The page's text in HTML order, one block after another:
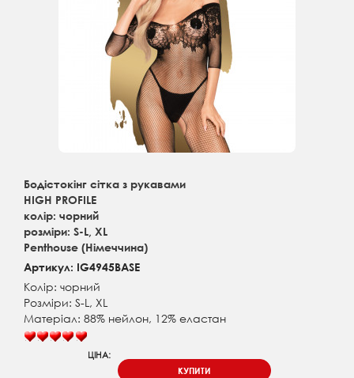
Бодістокінг сітка з рукавами
HIGH PROFILE
колір: чорний
розміри: S-L, XL
Penthouse (Німеччина)
Артикул: IG4945BASE
Колір: чорний
Розміри: S-L, XL
Матеріал: 88% нейлон, 12% еластан
ЦІНА:
КУПИТИ